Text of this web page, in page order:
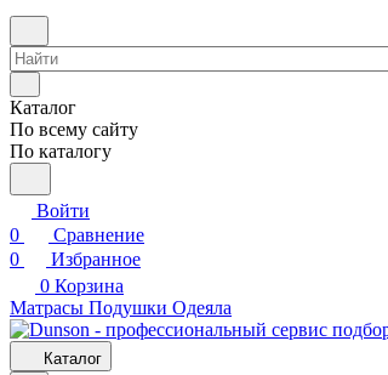
Каталог
По всему сайту
По каталогу
Войти
0
Сравнение
0
Избранное
0 Корзина
Матрасы Подушки Одеяла
Каталог